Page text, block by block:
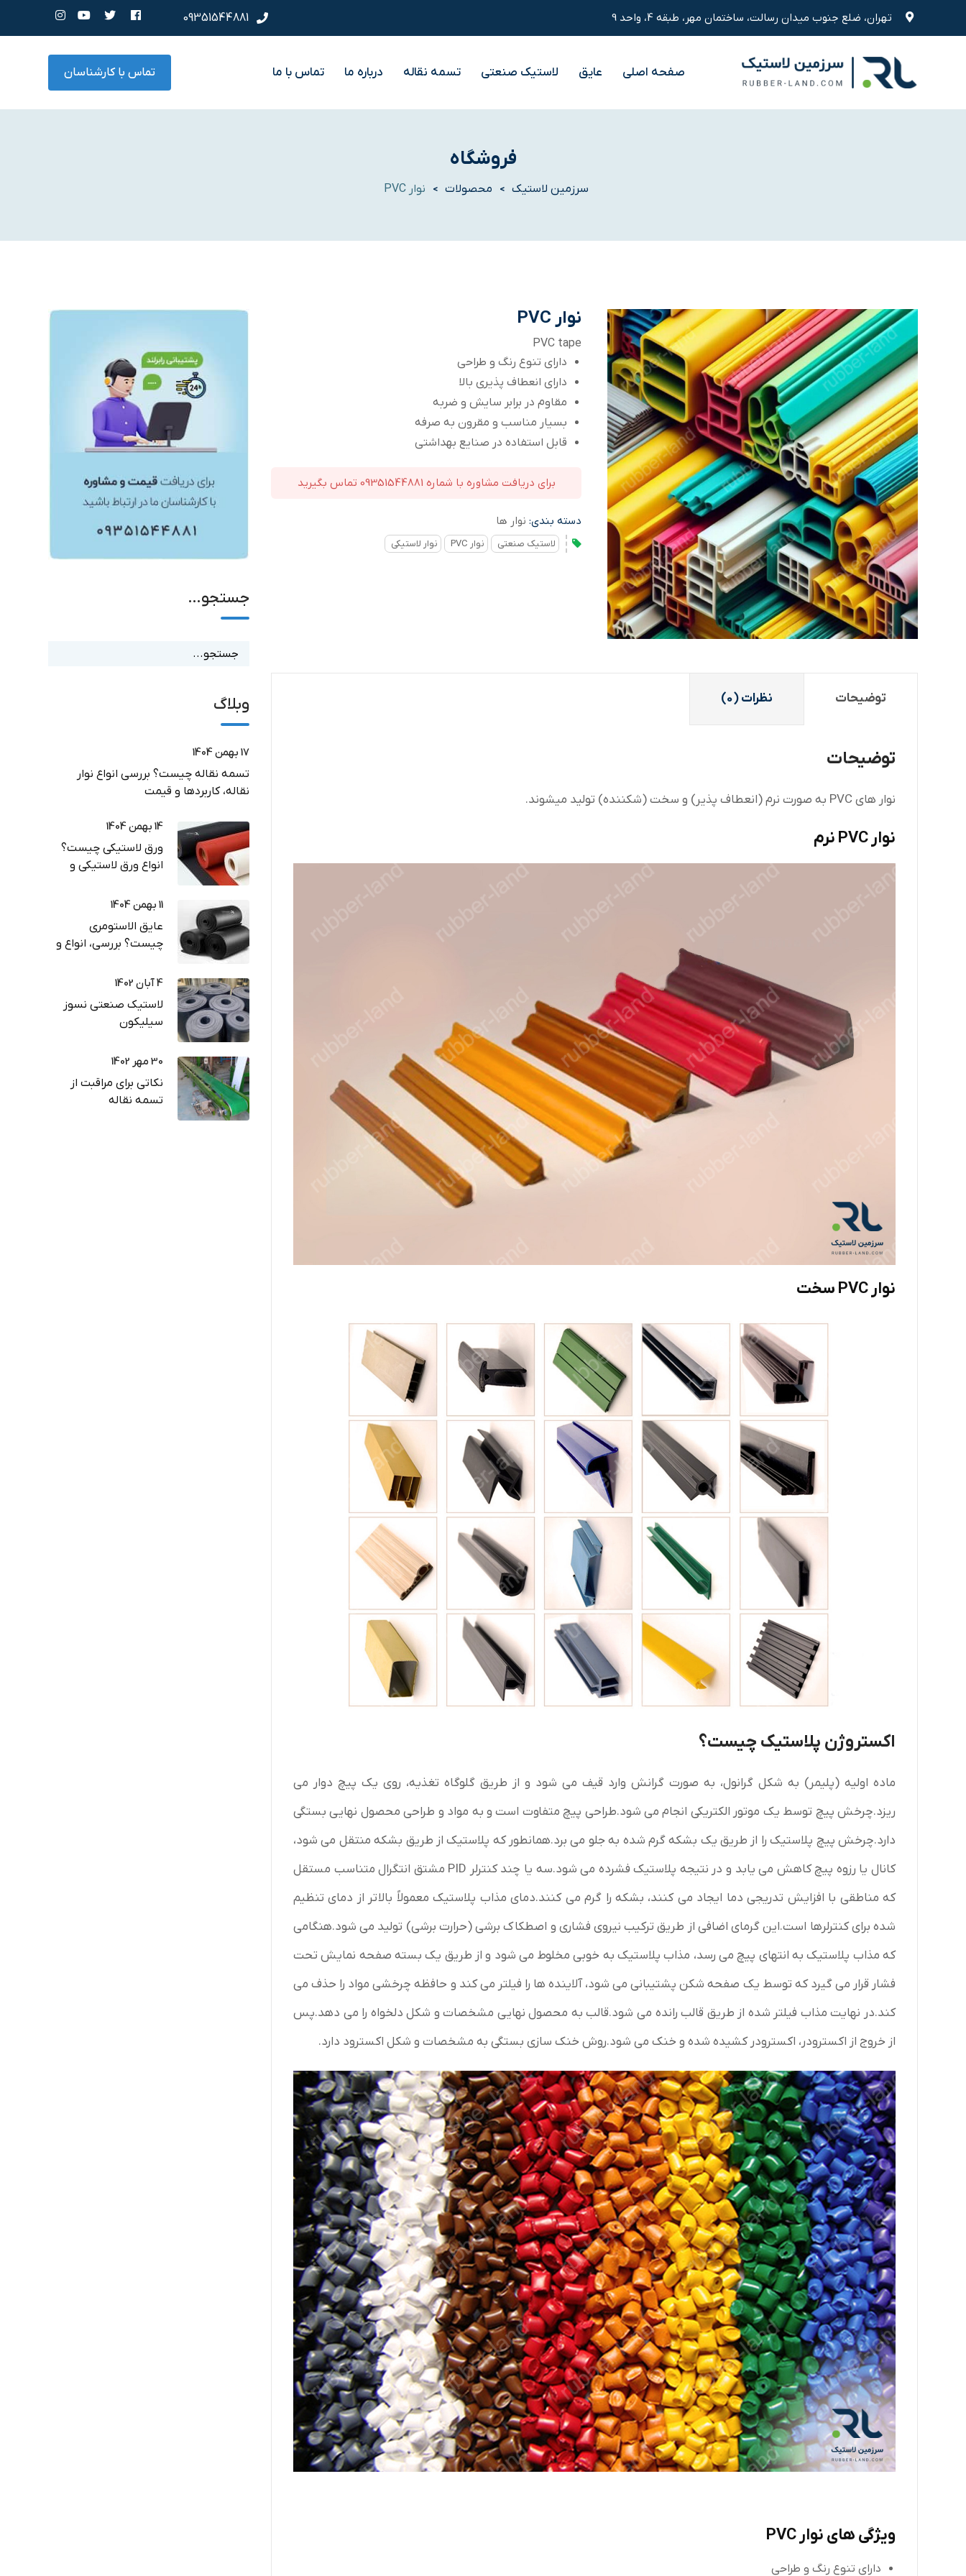
تهران، ضلع جنوب میدان رسالت، ساختمان مهر، طبقه 4، واحد 9 09351544881
صفحه اصلی عایق لاستیک صنعتی تسمه نقاله درباره ما تماس با ما تماس با کارشناسان
فروشگاه
سرزمین لاستیک > محصولات > نوار PVC
نوار PVC
PVC tape
دارای تنوع رنگ و طراحی
دارای انعطاف پذیری بالا
مقاوم در برابر سایش و ضربه
بسیار مناسب و مقرون به صرفه
قابل استفاده در صنایع بهداشتی
برای دریافت مشاوره با شماره 09351544881 تماس بگیرید
دسته بندی: نوار ها
لاستیک صنعتی نوار PVC نوار لاستیکی
توضیحات نظرات (0)
توضیحات
نوار های PVC به صورت نرم (انعطاف پذیر) و سخت (شکننده) تولید میشوند.
نوار PVC نرم
نوار PVC سخت
اکستروژن پلاستیک چیست؟
ماده اولیه (پلیمر) به شکل گرانول، به صورت گرانش وارد قیف می شود و از طریق گلوگاه تغذیه، روی یک پیچ دوار می
ریزد.چرخش پیچ توسط یک موتور الکتریکی انجام می شود.طراحی پیچ متفاوت است و به مواد و طراحی محصول نهایی بستگی
دارد.چرخش پیچ پلاستیک را از طریق یک بشکه گرم شده به جلو می برد.همانطور که پلاستیک از طریق بشکه منتقل می شود،
کانال یا رزوه پیچ کاهش می یابد و در نتیجه پلاستیک فشرده می شود.سه یا چند کنترلر PID مشتق انتگرال متناسب مستقل
که مناطقی با افزایش تدریجی دما ایجاد می کنند، بشکه را گرم می کنند.دمای مذاب پلاستیک معمولاً بالاتر از دمای تنظیم
شده برای کنترلرها است.این گرمای اضافی از طریق ترکیب نیروی فشاری و اصطکاک برشی (حرارت برشی) تولید می شود.هنگامی
که مذاب پلاستیک به انتهای پیچ می رسد، مذاب پلاستیک به خوبی مخلوط می شود و از طریق یک بسته صفحه نمایش تحت
فشار قرار می گیرد که توسط یک صفحه شکن پشتیبانی می شود، آلاینده ها را فیلتر می کند و حافظه چرخشی مواد را حذف می
کند.در نهایت مذاب فیلتر شده از طریق قالب رانده می شود.قالب به محصول نهایی مشخصات و شکل دلخواه را می دهد.پس
از خروج از اکسترودر، اکسترودر کشیده شده و خنک می شود.روش خنک سازی بستگی به مشخصات و شکل اکسترود دارد.
ویژگی های نوار
دارای تنوع رنگ و طراحی
جستجو…
وبلاگ
17 بهمن 1404
تسمه نقاله چیست؟ بررسی انواع نوار
نقاله، کاربردها و قیمت
14 بهمن 1404
ورق لاستیکی چیست؟
انواع ورق لاستیکی و
11 بهمن 1404
عایق الاستومری
چیست؟ بررسی، انواع و
4 آبان 1402
لاستیک صنعتی نسوز
سیلیکون
30 مهر 1402
نکاتی برای مراقبت از
تسمه نقاله